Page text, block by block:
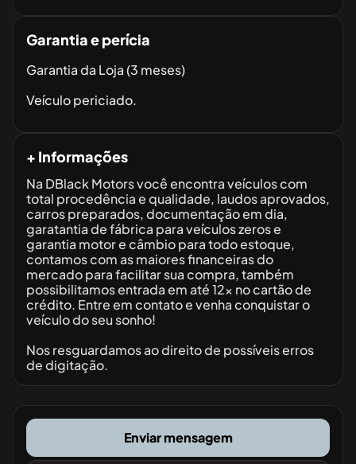
Garantia e perícia
Garantia da Loja (3 meses)
Veículo periciado.
+ Informações
Na DBlack Motors você encontra veículos com
total procedência e qualidade, laudos aprovados,
carros preparados, documentação em dia,
garatantia de fábrica para veículos zeros e
garantia motor e câmbio para todo estoque,
contamos com as maiores financeiras do
mercado para facilitar sua compra, também
possibilitamos entrada em até 12x no cartão de
crédito. Entre em contato e venha conquistar o
veículo do seu sonho!
Nos resguardamos ao direito de possíveis erros
de digitação.
Enviar mensagem